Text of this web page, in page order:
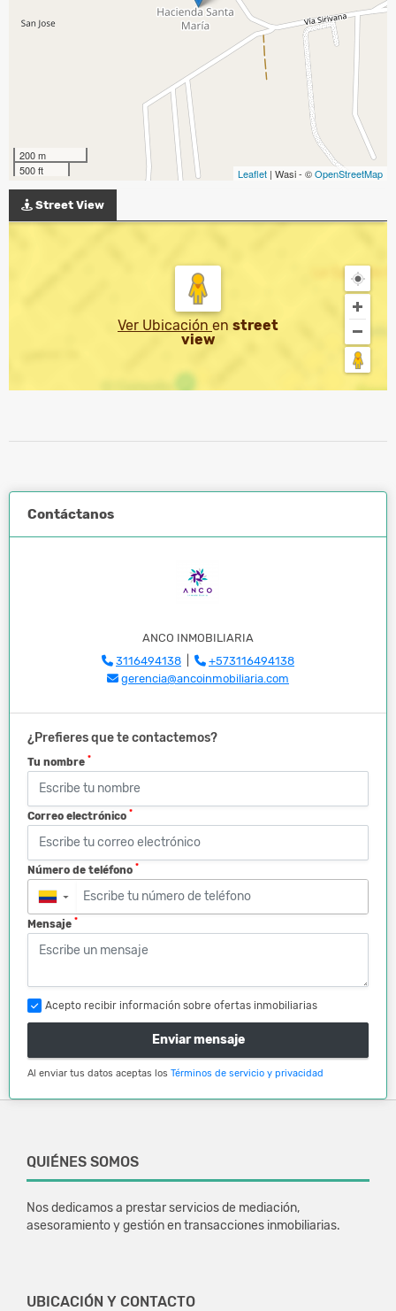
200 m
500 ft
Leaflet | Wasi - ©OpenStreetMap
Street View
Ver Ubicación en street
view
Contáctanos
ANCO INMOBILIARIA
3116494138
+573116494138
gerencia@ancoinmobiliaria.com
¿Prefieres que te contactemos?
Tu nombre *
Correo electrónico *
Número de teléfono *
▼
Mensaje *
Acepto recibir información sobre ofertas inmobiliarias
Enviar mensaje
Al enviar tus datos aceptas los Términos de servicio y privacidad
QUIÉNES SOMOS
Nos dedicamos a prestar servicios de mediación,
asesoramiento y gestión en transacciones inmobiliarias.
UBICACIÓN Y CONTACTO